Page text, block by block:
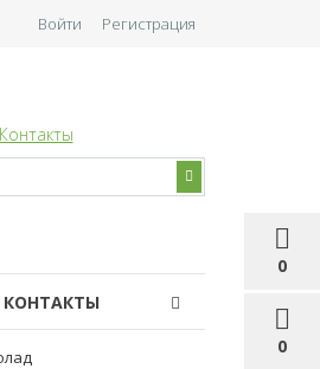
0
0
Войти Регистрация
Контакты
КОНТАКТЫ